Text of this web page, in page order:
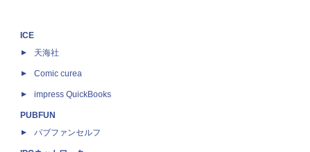
ICE
天海社
Comic curea
impress QuickBooks
PUBFUN
パブファンセルフ